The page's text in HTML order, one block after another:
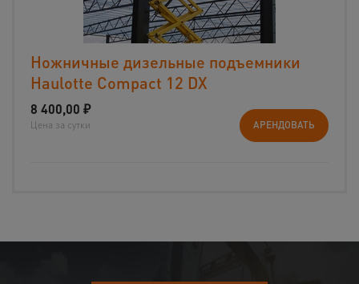
Ножничные дизельные подъемники
Haulotte Compact 12 DX
8 400,00 ₽
Цена за сутки АРЕНДОВАТЬ